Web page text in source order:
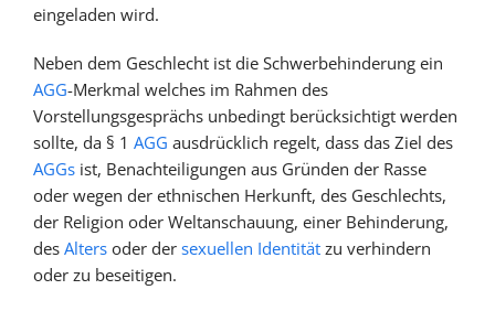
eingeladen wird.
Neben dem Geschlecht ist die Schwerbehinderung ein
AGG-Merkmal welches im Rahmen des
Vorstellungsgesprächs unbedingt berücksichtigt werden
sollte, da § 1 AGG ausdrücklich regelt, dass das Ziel des
AGGs ist, Benachteiligungen aus Gründen der Rasse
oder wegen der ethnischen Herkunft, des Geschlechts,
der Religion oder Weltanschauung, einer Behinderung,
des Alters oder der sexuellen Identität zu verhindern
oder zu beseitigen.